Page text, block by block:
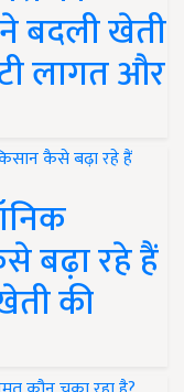
बदली खेती
लागत और
बढ़ा रहे हैं
की